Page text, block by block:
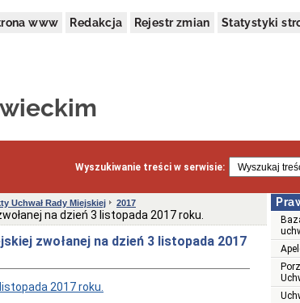
www Redakcja Rejestr zmian Statystyki
Wyszukiwanie treści w serwisie:
Uchwał Rady Miejskiej 2017
na dzień 3 listopada 2017 roku.
zwołanej na dzień 3 listopada 2017
2017 roku.